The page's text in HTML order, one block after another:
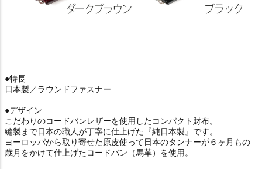
●特長
日本製／ラウンドファスナー
●デザイン
こだわりのコードバンレザーを使用したコンパクト財布。
縫製まで日本の職人が丁寧に仕上げた『純日本製』です。
ヨーロッパから取り寄せた原皮使って日本のタンナーが６ヶ月もの
歳月をかけて仕上げたコードバン（馬革）を使用。